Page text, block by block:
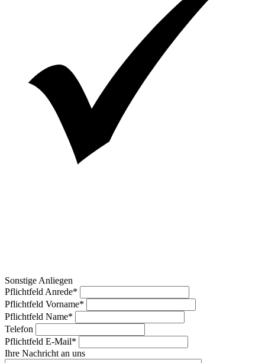
Sonstige Anliegen
Pflichtfeld Anrede*
Pflichtfeld Vorname*
Pflichtfeld Name*
Telefon
Pflichtfeld E-Mail*
Ihre Nachricht an uns